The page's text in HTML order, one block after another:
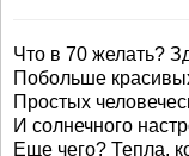
Что в 70 желать?
Побольше
Простых
И солнечного
Еще чего? Тепла,